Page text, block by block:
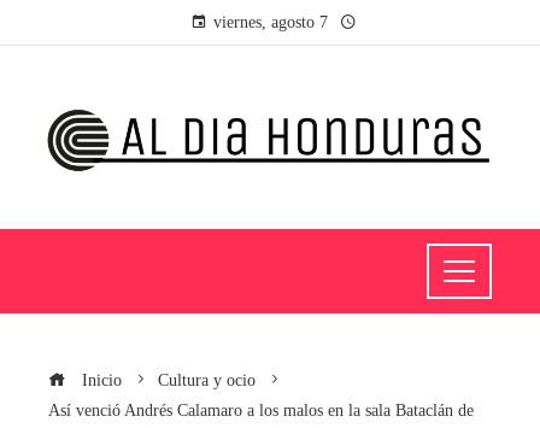
viernes, agosto 7
Inicio
Cultura y ocio
Así venció Andrés Calamaro a los malos en la sala Bataclán de